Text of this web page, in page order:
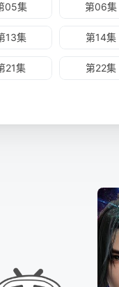
05集 第06集
13集 第14集
21集 第22集